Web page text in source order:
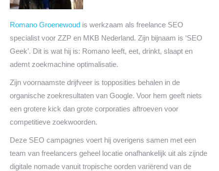
Romano Groenewoud is werkzaam als freelance SEO
specialist voor ZZP en MKB Nederland. Zijn bijnaam is ‘SEO
Geek’. Dit is wat hij is: Romano leeft, eet, drinkt, slaapt en
ademt zoekmachine optimalisatie.
Zijn voornaamste drijfveer is topposities behalen in de
organische zoekresultaten van Google. Voor hem geeft niets
een grotere kick dan grote corporaties aftroeven voor
competitieve zoekwoorden.
Deze SEO campagnes voert hij overigens samen met een
team van freelancers geheel locatie onafhankelijk uit als zijnde
digitale nomade vanuit tropische oorden variërend van de